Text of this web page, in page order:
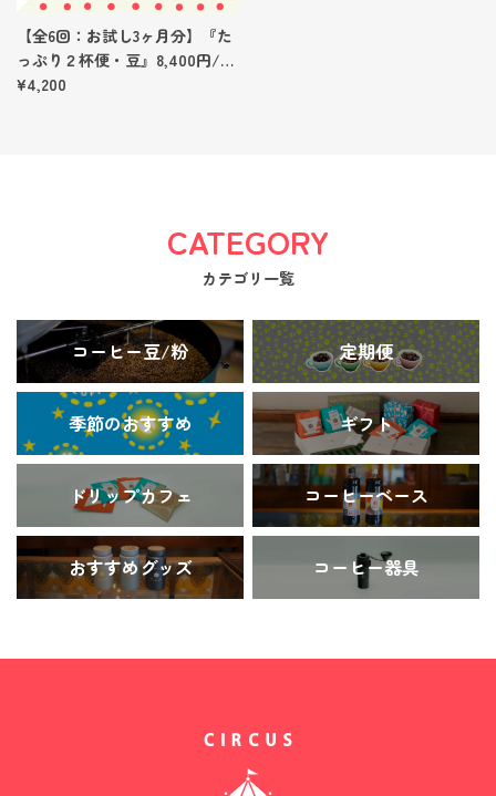
【全6回：お試し3ヶ月分】『た
っぷり２杯便・豆』8,400円/
月 月2回発送（1回あたり
¥4,200
CATEGORY
カテゴリ一覧
コーヒー豆/粉 定期便
季節のおすすめ ギフト
ドリップカフェ コーヒーベース
おすすめグッズ コーヒー器具